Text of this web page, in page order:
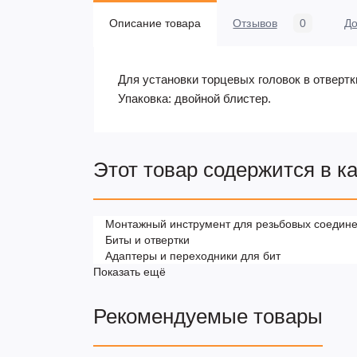
Описание товара Отзывов 0
Для установки торцевых головок в
Упаковка: двойной блистер.
Этот товар содержится в
Монтажный инструмент для резьбовых
Биты и отвертки
Адаптеры и переходники для бит
Показать ещё
Рекомендуемые товары